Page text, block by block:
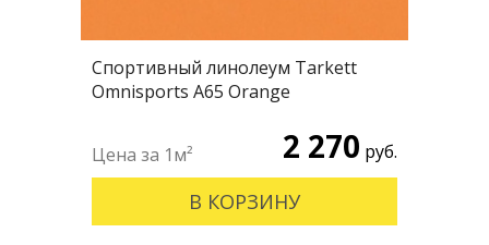
Спортивный линолеум Tarkett
Omnisports А65 Orange
2 270 руб.
В КОРЗИНУ